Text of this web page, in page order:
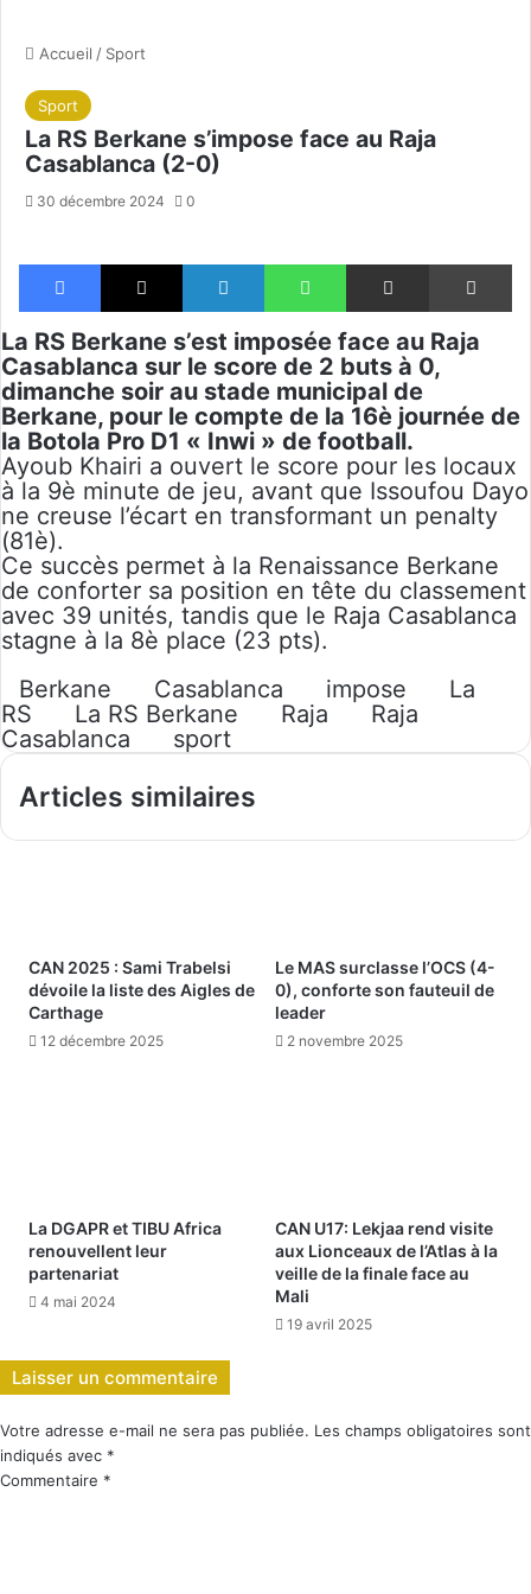
Accueil / Sport
Sport
La RS Berkane s’impose face au Raja
Casablanca (2-0)
30 décembre 2024 0
Facebook X Linkedin WhatsApp Partager par email
La RS Berkane s’est imposée face au Raja
Casablanca sur le score de 2 buts à 0,
dimanche soir au stade municipal de
Berkane, pour le compte de la 16è journée de
la Botola Pro D1 « Inwi » de football.
Ayoub Khairi a ouvert le score pour les locaux
à la 9è minute de jeu, avant que Issoufou Dayo
ne creuse l’écart en transformant un penalty
(81è).
Ce succès permet à la Renaissance Berkane
de conforter sa position en tête du classement
avec 39 unités, tandis que le Raja Casablanca
stagne à la 8è place (23 pts).
Berkane
Casablanca impose
La
RS
La RS Berkane Raja
Raja
Casablanca
sport
Articles similaires
CAN 2025 : Sami Trabelsi
dévoile la liste des Aigles de
Carthage
12 décembre 2025
Le MAS surclasse l’OCS (4-
0), conforte son fauteuil de
leader
2 novembre 2025
La DGAPR et TIBU Africa
renouvellent leur
partenariat
4 mai 2024
CAN U17: Lekjaa rend visite
aux Lionceaux de l’Atlas à la
veille de la finale face au
Mali
19 avril 2025
Laisser un commentaire
Votre adresse e-mail ne sera pas publiée. Les champs obligatoires sont
indiqués avec *
Commentaire *